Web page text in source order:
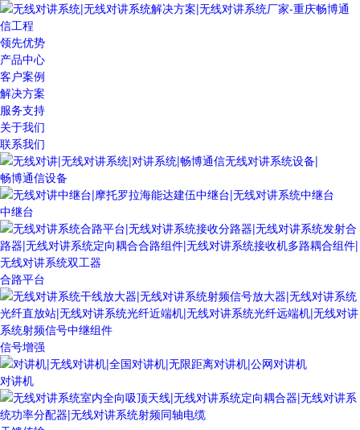
领先优势
产品中心
客户案例
解决方案
服务支持
关于我们
联系我们
畅博通信设备
中继台
合路平台
信号增强
对讲机